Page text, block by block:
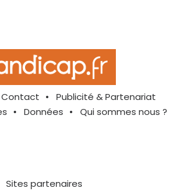
Contact
Publicité & Partenariat
Données Qui sommes nous ?
Sites partenaires